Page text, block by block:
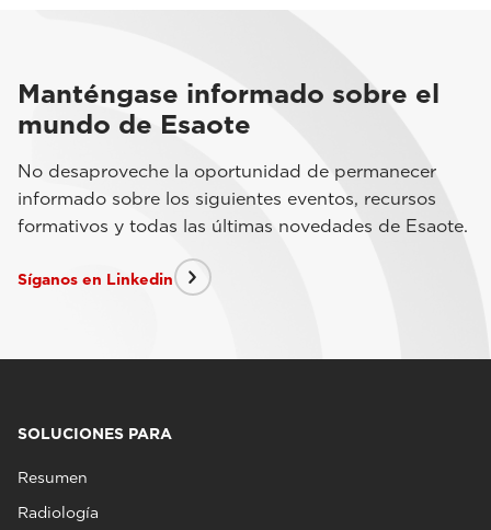
Manténgase informado sobre el
mundo de Esaote
No desaproveche la oportunidad de permanecer
informado sobre los siguientes eventos, recursos
formativos y todas las últimas novedades de Esaote.
Síganos en Linkedin
SOLUCIONES PARA
Resumen
Radiología